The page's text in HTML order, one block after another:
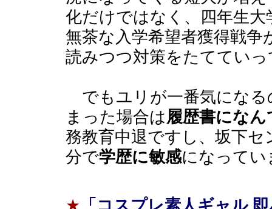
化だけではなく、四年生
無茶な入学希望者獲得戦
読みつつ対策をたててい
でもユリが一番気になる
まった場合は履歴書にな
務教育中退ですし、坂下セ
分で学歴に敏感になってい
★ 「コスプレ素人ギャル